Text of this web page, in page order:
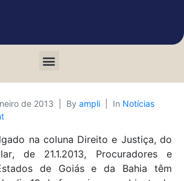
de 2013 By ampli In Notícias
na coluna Direito e Justiça, do
de 21.1.2013, Procuradores e
de Goiás e da Bahia têm